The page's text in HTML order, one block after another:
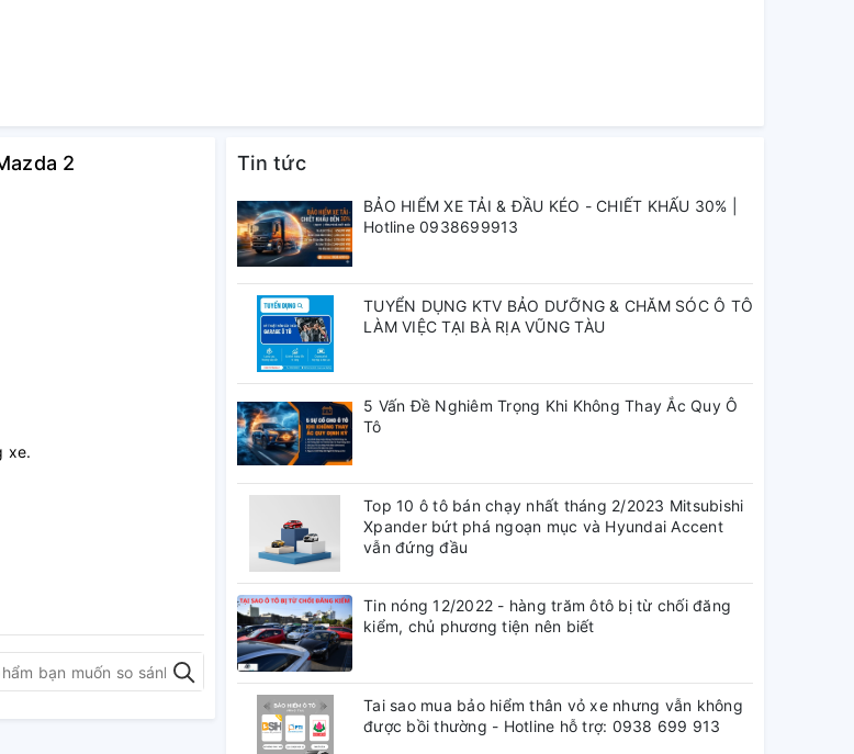
2
xe.
Tin tức
BẢO HIỂM XE TẢI & ĐẦU KÉO - CHIẾT KHẤU 30% |
Hotline 0938699913
TUYỂN DỤNG KTV BẢO DƯỠNG & CHĂM SÓC Ô TÔ
LÀM VIỆC TẠI BÀ RỊA VŨNG TÀU
5 Vấn Đề Nghiêm Trọng Khi Không Thay Ắc Quy Ô
Tô
Top 10 ô tô bán chạy nhất tháng 2/2023 Mitsubishi
Xpander bứt phá ngoạn mục và Hyundai Accent
vẫn đứng đầu
Tin nóng 12/2022 - hàng trăm ôtô bị từ chối đăng
kiểm, chủ phương tiện nên biết
Tai sao mua bảo hiểm thân vỏ xe nhưng vẫn không
được bồi thường - Hotline hỗ trợ: 0938 699 913